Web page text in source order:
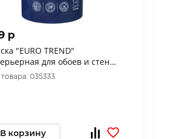
p
"EURO TREND"
для обоев и стен
(6) Тиккурила
035333
В корзину